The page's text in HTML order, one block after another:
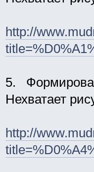
http://
5.
Нехватает
http://